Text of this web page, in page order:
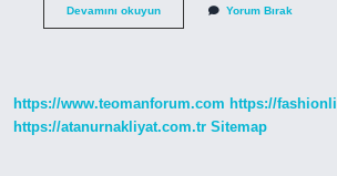
Devamını okuyunMesaha
Yorum Bırak
https://www.teomanforum.com https://
https://atanurnakliyat.com.tr Sitemap